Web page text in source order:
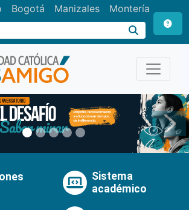
Bogotá Manizales Montería
Sistema
académico